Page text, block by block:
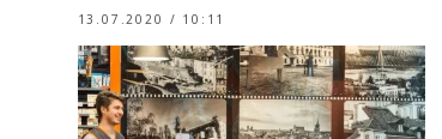
13.07.2020 / 10:11